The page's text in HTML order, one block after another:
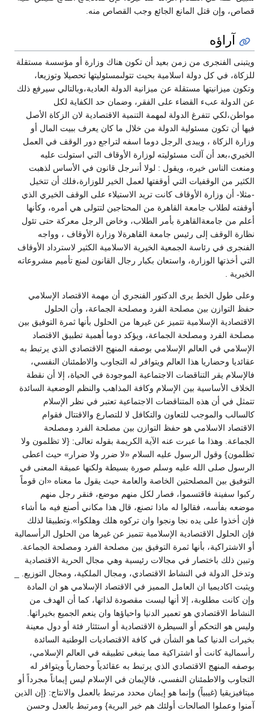
قصاص، وإن قتل المانع الجائع وجب القصاص منه.
آراؤه
ويتبنى الفنجرى من زمن بعيد أن تكون هناك وزارة أو مؤسسة مستقلة
للزكاة، في كل دولة اسلامية بحيث تتولىمسئوليتها تحصيلا وتوزيعا،
وتكون ميزانيتها مستقلة عن ميزانية الدولة العادية،وبالتالي سيرفع ذلك
عن الدولة عبء القضاء على الفقر، وضمان حد الكفاية لكل
مواطن،لكي تتفرغ الدولة لمهمة التنمية الاقتصادية لان الزكاة الأصل
فيها أن تكون مسئولية الدولة من خلال ما كان يعرف ببيت المال أو
وزارة الزكاة ، ويبدى الرجل دوما اسفه لتراجع دور الوقف في العمل
الخيري،بعد أن آلت مسئوليته لوزارة الأوقاف التي استولت عليه
ومنعت الناس خيره، ويقول : لولا أنىرجل قانون في الأساس لذهبت
الكثير من الوقفيات التي أوقفتها لعمل الخير للوزارة،فلك أن تتخيل
-مثلا- أن وزارة الأوقاف كانت تريد الاستيلاء على الوقف الخيري الذي
أوقفته لطلاب جامعة القاهرة من المحتاجين لتتولى هي أمره، وكأنها
أعلم من جامعةالقاهرة بأمر الطلاب، وخاض الرجل معركة حتى تئول
نظارة الوقف إلى رئيس جامعة القاهرةلا وزارة الأوقاف ، وواجه
الفنجرى في رئاسة الجمعية الخيرية الاسلامية الكثير لاسترداد الأوقاف
التي أخذتها الوزارة، واستعان بكبار رجال القانون لمنع تأميم مشروعاته
الخيرية .
وعلى طول الخط يرى الدكتور الفنجري أن مهمة الاقتصاد الإسلامي
حفظ التوازن بين مصلحة الفرد ومصلحة الجماعة، وأن الحلول
الاقتصادية الإسلامية تتميز عن غيرها من الحلول بأنها ثمرة التوفيق بين
مصلحة الفرد ومصلحة الجماعة، ويؤكد دوما أهمية تطبيق الاقتصاد
الإسلامي في العالم الإسلامي بوصفه المنهج الاقتصادي الذي يرتبط به
عقائديا وحضاريا هذا العالم ويتوافر له التجاوب والاطمئنان النفسي،
فالإسلام يقر التناقضات الاجتماعية الموجودة في الحياة، إلا أن نقطة
الخلاف الأساسية بين الإسلام وكافة المذاهب والنظم الوضعية السائدة
تتمثل في أن هذه المتناقضات الاجتماعية تعتبر في نظر الإسلام
كالسالب والموجب للتعاون والتكافل لا للتصارع والاقتتال فقوام
الاقتصاد الاسلامي هو حفظ التوازن بين مصلحة الفرد ومصلحة
الجماعة. وهذا ما عبرت عنه الآية الكريمة بقوله تعالى: {لا تظلمون ولا
تظلمون} وقول الرسول عليه السلام «لا ضرر ولا ضرار» حيث اعطى
الرسول صلى الله عليه وسلم صورة بسيطة ولكنها عميقة المعنى في
التوفيق بين المصلحتين الخاصة والعامة حيث يقول ما معناه «ان قوماً
ركبوا سفينة فاقتسموا، فصار لكل منهم موضع، فنقر رجل منهم
موضعه بفأسه، فقالوا له ماذا تصنع، قال هذا مكاني أصنع فيه ما أشاء
فإن أخذوا على يده نجا ونجوا وان تركوه هلك وهلكوا».وتطبيقا لذلك
فإن الحلول الاقتصادية الإسلامية تتميز عن غيرها من الحلول الرأسمالية
أو الاشتراكية، بأنها ثمرة التوفيق بين مصلحة الفرد ومصلحة الجماعة.
وتبين ذلك باختصار في مجالات رئيسية وهي مجال الحرية الاقتصادية
وتدخل الدولة في النشاط الاقتصادي، ومجال الملكية، ومجال التوزيع. _
ويثبت اكاديميا ان العامل المميز في الاقتصاد الإسلامي هو ان المادة
وإن كانت مطلوبة، إلا أنها ليست مقصودة لذاتها، كما أن الهدف من
النشاط الاقتصادي هو تعمير الدنيا واحياؤها وان ينعم الجميع بخيراتها.
وليس هو التحكم أو السيطرة الاقتصادية أو استئثار فئة أو دول معينة
بخيرات الدنيا كما هو الشأن في كافة الاقتصاديات الوطنية السائدة
رأسمالية كانت أو اشتراكية مما ينبغى تطبيقه في العالم الإسلامي،
بوصفه المنهج الاقتصادي الذي يرتبط به عقائدياً وحضارياً ويتوافر له
التجاوب والاطمئنان النفسي، فالإيمان في الإسلام ليس إيماناً مجرداً أو
ميتافيزيقيا (غيبياً) وإنما هو إيمان محدد مرتبط بالعمل والانتاج: {إن الذين
آمنوا وعملوا الصالحات أولئك هم خير البرية} ومرتبط بالعدل وحسن